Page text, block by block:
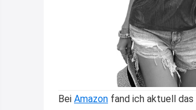
Bei Amazon fand ich aktuell das